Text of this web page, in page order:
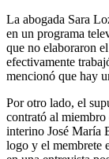
La abogada Sara
en un programa
que no elaboraron
efectivamente
mencionó que hay
Por otro lado, el
contrató al miembro
interino José María
logo y el membrete